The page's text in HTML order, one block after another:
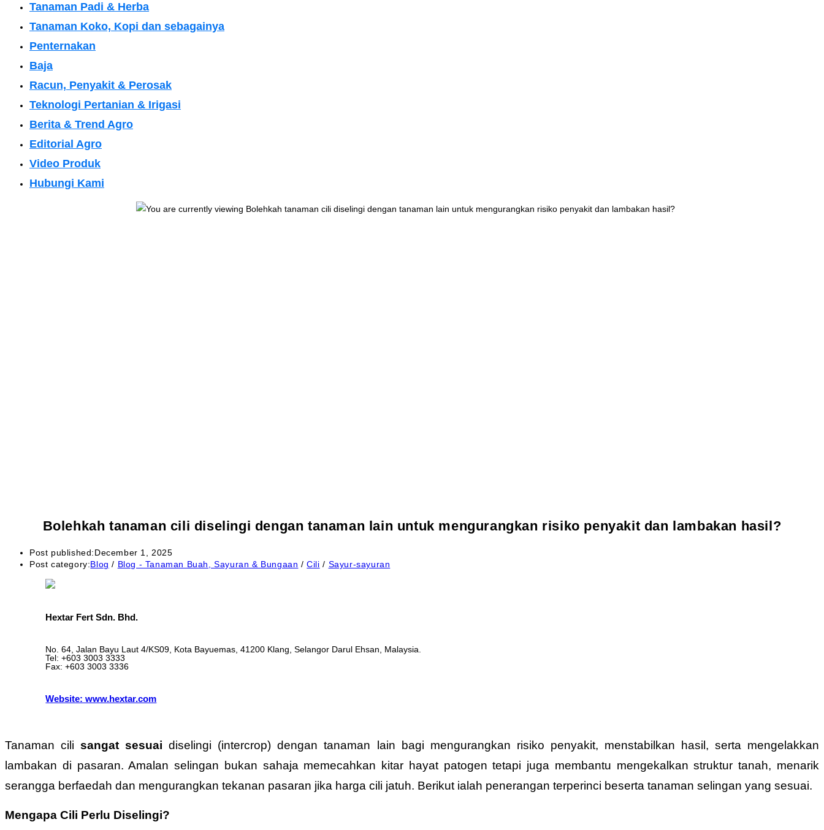
Tanaman Padi & Herba
Tanaman Koko, Kopi dan sebagainya
Penternakan
Baja
Racun, Penyakit & Perosak
Teknologi Pertanian & Irigasi
Berita & Trend Agro
Editorial Agro
Video Produk
Hubungi Kami
Bolehkah tanaman cili diselingi dengan tanaman lain untuk mengurangkan risiko penyakit dan lambakan hasil?
Post published:December 1, 2025
Post category:Blog / Blog - Tanaman Buah, Sayuran & Bungaan / Cili / Sayur-sayuran
Hextar Fert Sdn. Bhd.
No. 64, Jalan Bayu Laut 4/KS09, Kota Bayuemas, 41200 Klang, Selangor Darul Ehsan, Malaysia.
Tel: +603 3003 3333
Fax: +603 3003 3336
Website: www.hextar.com
Tanaman cilisangat sesuai diselingi (intercrop) dengan tanaman lain bagi mengurangkan risiko penyakit, menstabilkan hasil, serta mengelakkan
lambakan di pasaran. Amalan selingan bukan sahaja memecahkan kitar hayat patogen tetapi juga membantu mengekalkan struktur tanah, menarik
serangga berfaedah dan mengurangkan tekanan pasaran jika harga cili jatuh. Berikut ialah penerangan terperinci beserta tanaman selingan yang sesuai.
Mengapa Cili Perlu Diselingi?